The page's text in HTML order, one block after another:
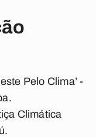
Pelo Clima’ -
Climática